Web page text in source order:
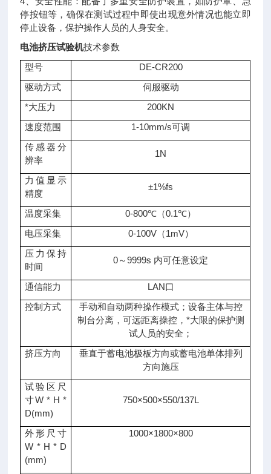
停按钮等，确保在测试过程中即使出现意外情况也能立即
停止设备，保护操作人员的人身安全。
电池挤压试验机技术参数
型号
DE-CR200
驱动方式
伺服驱动
*大压力
200KN
速度范围
1-10mm/s可调
传感器分
辨率
1N
力值显示
精度
±1%fs
温度采集
0-800℃（0.1℃）
电压采集
0-100V（1mV）
压力保持
时间
0～9999s 内可任意设定
通信能力
LAN口
控制方式
手动和自动两种操作模式；设备主体与控
制台分离，可远距离操控，*大限的保护测
试人员的安全；
挤压方向
垂直于蓄电池极板方向或蓄电池单体排列
方向施压
试验区尺
寸W * H *
D(mm)
750×500×550/137L
外形尺寸
W * H * D
(mm)
1000×1800×800